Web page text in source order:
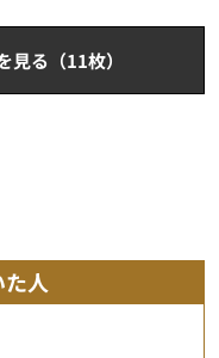
見る（11枚）
人